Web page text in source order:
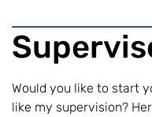
Would you like to start
like my supervision?